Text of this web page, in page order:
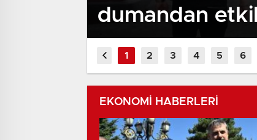
dumandan
EKONOMİ HABERLERİ